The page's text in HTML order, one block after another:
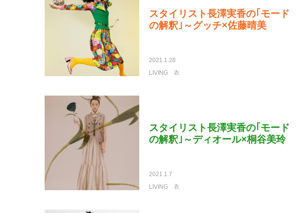
スタイリスト長澤実香の｢モード
の解釈｣～グッチ×佐藤晴美
2021.1.28
LIVING
衣
スタイリスト長澤実香の｢モード
の解釈｣～ディオール×桐谷美玲
2021.1.7
LIVING
衣